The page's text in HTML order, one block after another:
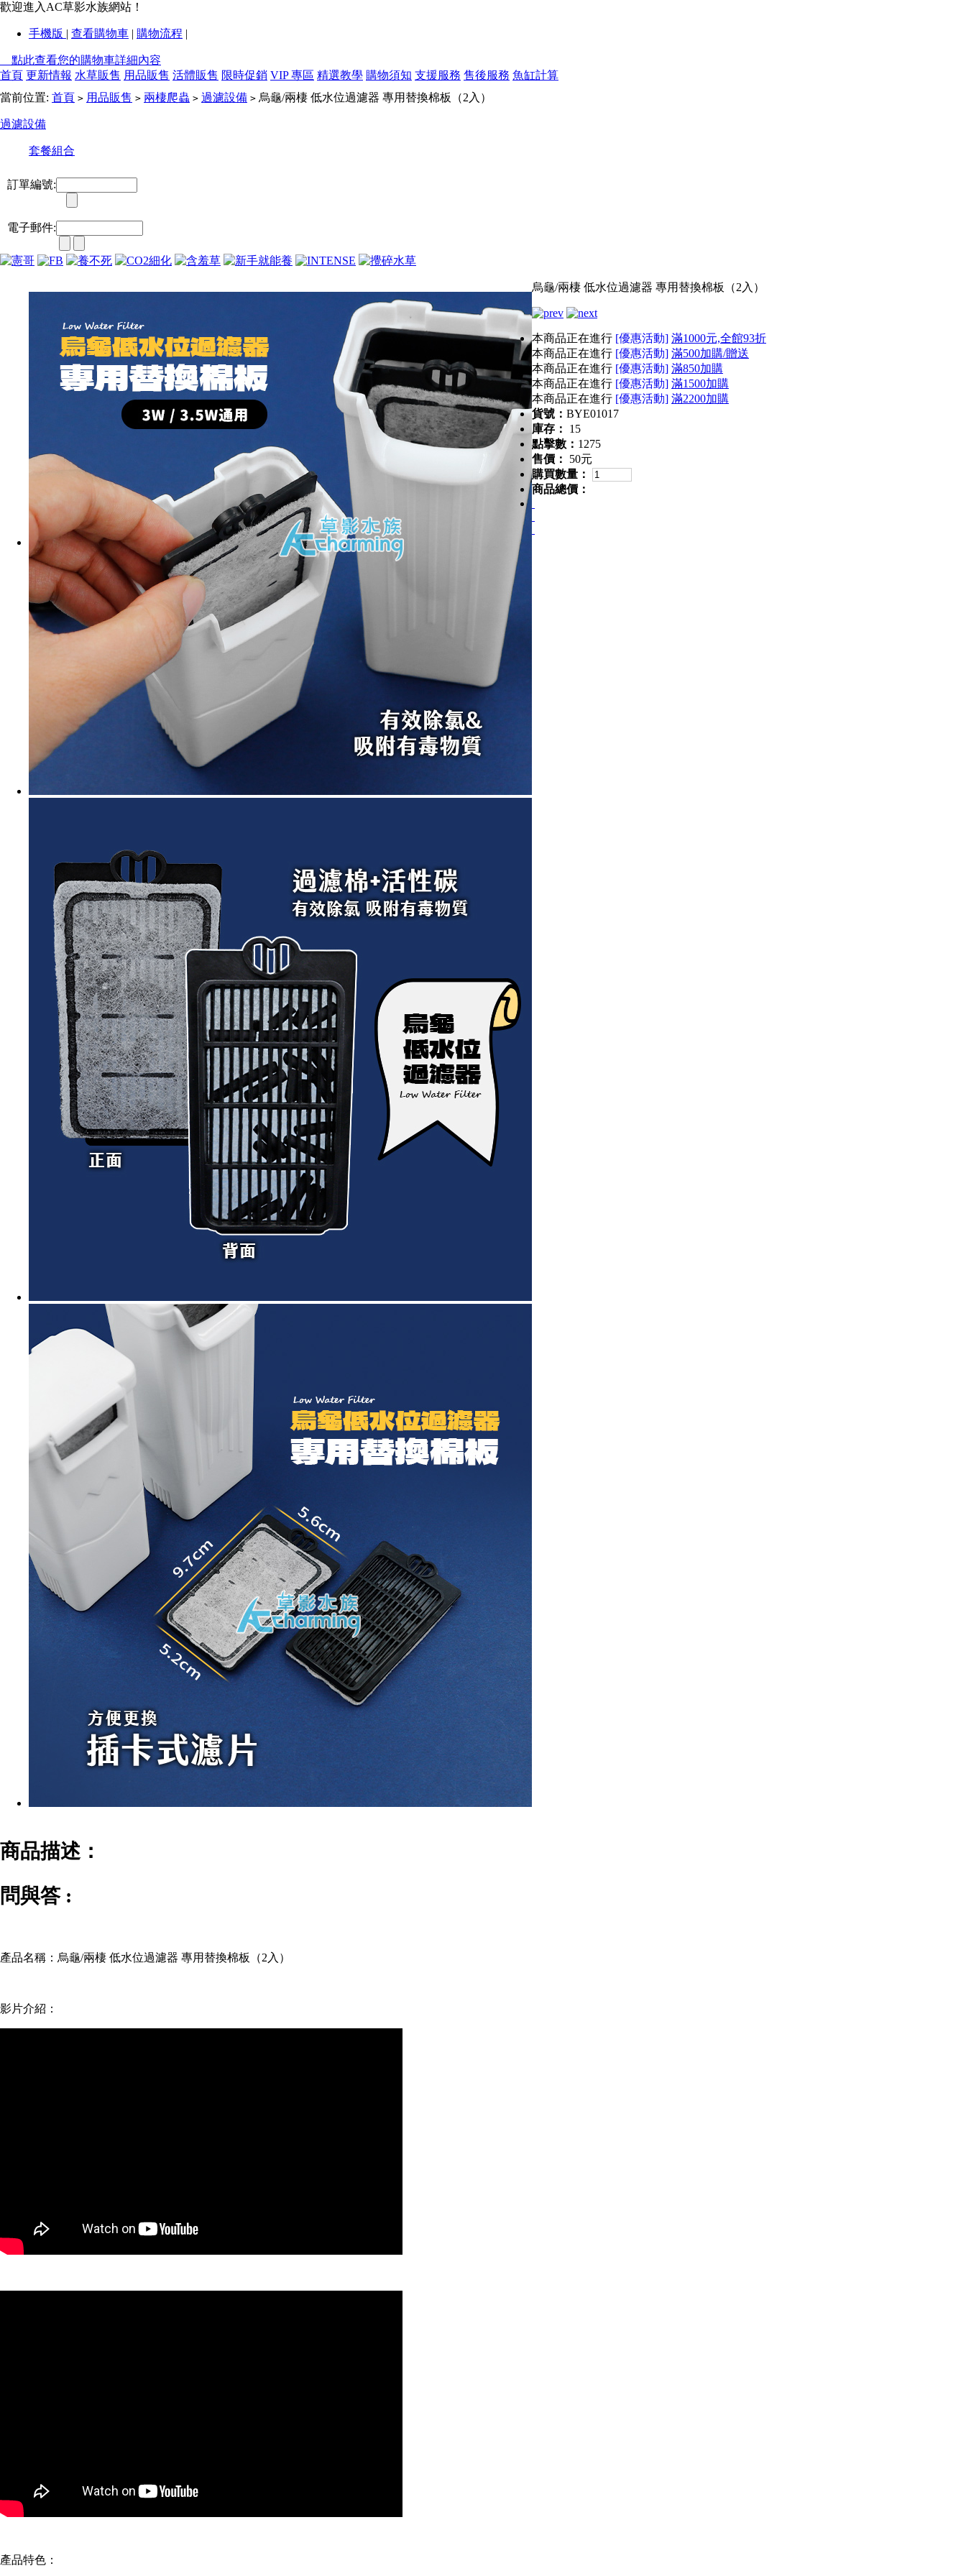
歡迎進入AC草影水族網站！
手機版 | 查看購物車 | 購物流程 |
點此查看您的購物車詳細內容
首頁 更新情報 水草販售 用品販售 活體販售 限時促銷 VIP 專區 精選教學 購物須知 支援服務 售後服務 魚缸計算
當前位置: 首頁 > 用品販售 > 兩棲爬蟲 > 過濾設備 > 烏龜/兩棲 低水位過濾器 專用替換棉板（2入）
過濾設備
套餐組合
訂單編號:
電子郵件:
烏龜/兩棲 低水位過濾器 專用替換棉板（2入）
本商品正在進行 [優惠活動] 滿1000元,全館93折
本商品正在進行 [優惠活動] 滿500加購/贈送
本商品正在進行 [優惠活動] 滿850加購
本商品正在進行 [優惠活動] 滿1500加購
本商品正在進行 [優惠活動] 滿2200加購
貨號： BYE01017
庫存：
15
點擊數： 1275
售價：
50元
購買數量：
商品總價：
商品描述：
問與答 :
產品名稱：烏龜/兩棲 低水位過濾器 專用替換棉板（2入）
影片介紹：
產品特色：